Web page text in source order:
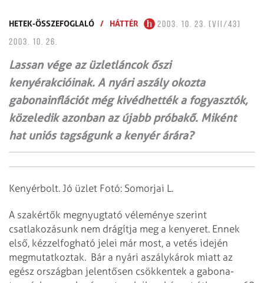
HETEK-ÖSSZEFOGLALÓ / HÁTTÉR
2003. 10. 23. (VII/43)
2003. 10. 26.
Lassan vége az üzletláncok őszi
kenyérakcióinak. A nyári aszály okozta
gabonainflációt még kivédhették a fogyasztók,
közeledik azonban az újabb próbakő. Miként
hat uniós tagságunk a kenyér árára?
Kenyérbolt. Jó üzlet Fotó: Somorjai L.
A szakértők megnyugtató véleménye szerint
csatlakozásunk nem drágítja meg a kenyeret. Ennek
első, kézzelfogható jelei már most, a vetés idején
megmutatkoztak. Bár a nyári aszálykárok miatt az
egész országban jelentősen csökkentek a gabona-